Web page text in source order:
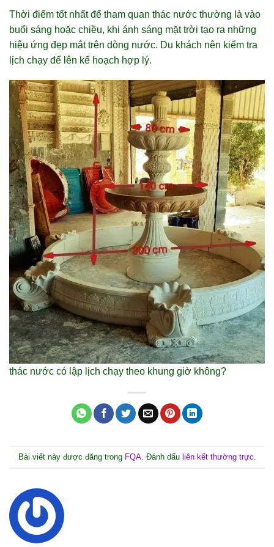
Thời điểm tốt nhất để tham quan thác nước thường là vào
buổi sáng hoặc chiều, khi ánh sáng mặt trời tạo ra những
hiệu ứng đẹp mắt trên dòng nước. Du khách nên kiểm tra
lịch chạy để lên kế hoạch hợp lý.
thác nước có lập lịch chạy theo khung giờ không?
Bài viết này được đăng trong FQA. Đánh dấu liên kết thường trực